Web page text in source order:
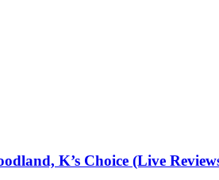
K’s Choice (Live